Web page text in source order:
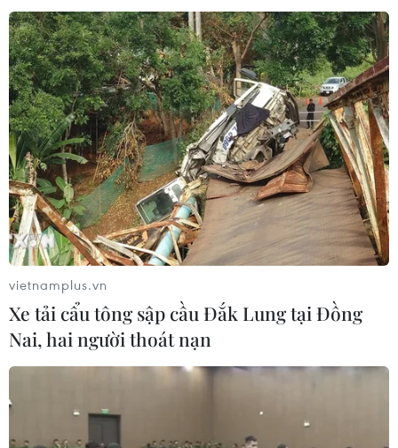
Đồng Nai: Phát hiện và bắt giữ một số đối
tượng làm giấy tờ giả
26/08/2020 08:57
Làm việc với cơ quan công an, bước đầu, 2 đối tượng
khai nhận thực hiện hành vi này từ đầu năm 2020 đến
nay, các đối tượng đã bán nhiều bằng cấp, biển số xe
giả đến nhiều tỉnh thành trên cả nước.
vietnamplus.vn
Xe tải cẩu tông sập cầu Đắk Lung tại Đồng
Nai, hai người thoát nạn